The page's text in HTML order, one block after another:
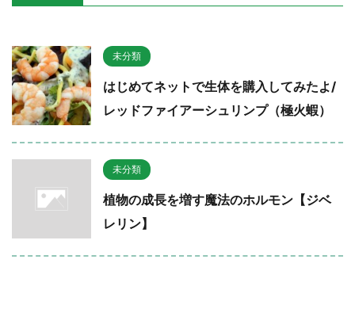
未分類
はじめてネットで生体を購入してみたよ/
レッドファイアーシュリンプ（極火蝦）
未分類
植物の成長を増す魔法のホルモン【ジベ
レリン】